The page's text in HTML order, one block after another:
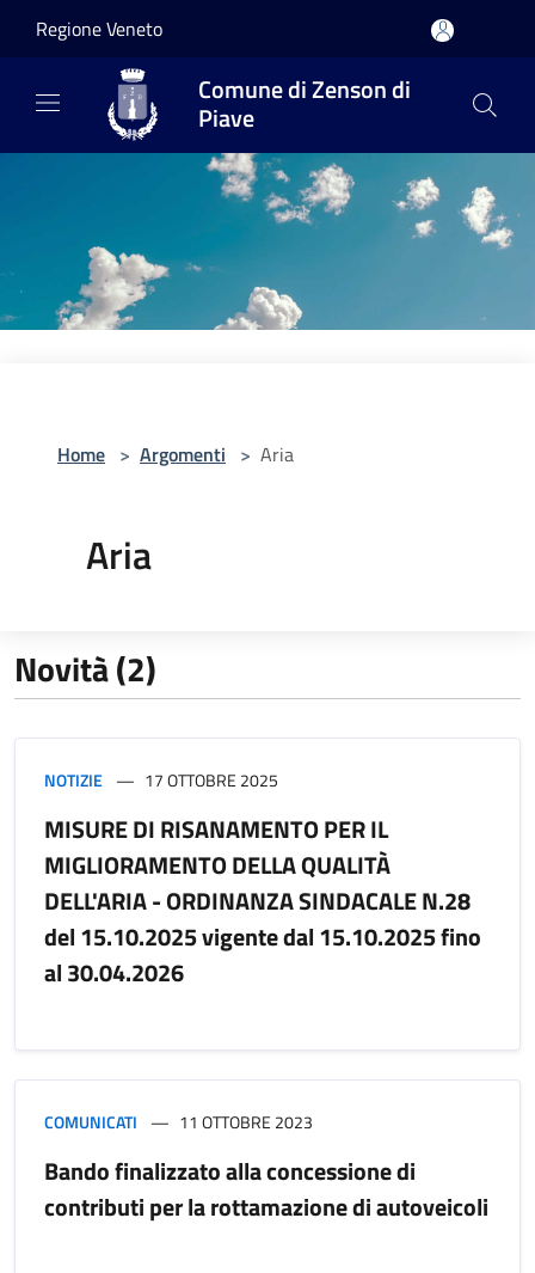
Regione Veneto
Comune di Zenson di
Piave
Home > Argomenti > Aria
Aria
Novità (2)
NOTIZIE 17 OTTOBRE 2025
MISURE DI RISANAMENTO PER IL
MIGLIORAMENTO DELLA QUALITÀ
DELL'ARIA - ORDINANZA SINDACALE N.28
del 15.10.2025 vigente dal 15.10.2025 fino
al 30.04.2026
COMUNICATI 11 OTTOBRE 2023
Bando finalizzato alla concessione di
contributi per la rottamazione di autoveicoli